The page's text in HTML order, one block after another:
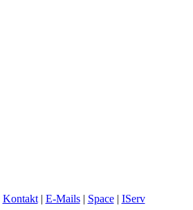
Kontakt| E-Mails| Space| IServ